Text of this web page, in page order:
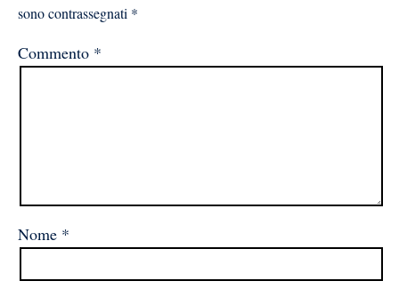
sono contrassegnati *
Commento *
Nome *